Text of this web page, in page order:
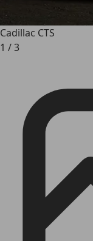
Cadillac CTS
1 /3